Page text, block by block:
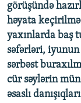
görüşündə
həyata
yaxınlarda baş
səfərləri,
sərbəst
cür səylərin
əsaslı